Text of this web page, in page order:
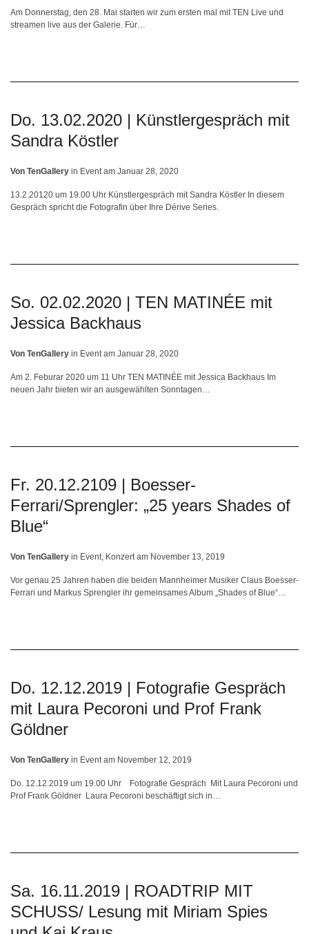
Am Donnerstag, den 28. Mai starten wir zum ersten mal mit TEN Live und
streamen live aus der Galerie. Für…
Do. 13.02.2020 | Künstlergespräch mit
Sandra Köstler
Von TenGallery in Eventam Januar 28, 2020
13.2.20120 um 19.00 Uhr Künstlergespräch mit Sandra Köstler In diesem
Gespräch spricht die Fotografin über Ihre Dérive Series.
So. 02.02.2020 | TEN MATINÉE mit
Jessica Backhaus
Von TenGallery in Eventam Januar 28, 2020
Am 2. Feburar 2020 um 11 Uhr TEN MATINÉE mit Jessica Backhaus Im
neuen Jahr bieten wir an ausgewählten Sonntagen…
Fr. 20.12.2109 | Boesser-
Ferrari/Sprengler: „25 years Shades of
Blue“
Von TenGallery in Event, Konzertam November 13, 2019
Vor genau 25 Jahren haben die beiden Mannheimer Musiker Claus Boesser-
Ferrari und Markus Sprengler ihr gemeinsames Album „Shades of Blue“…
Do. 12.12.2019 | Fotografie Gespräch
mit Laura Pecoroni und Prof Frank
Göldner
Von TenGallery in Eventam November 12, 2019
Do. 12.12.2019 um 19.00 Uhr Fotografie Gespräch Mit Laura Pecoroni und
Prof Frank Göldner Laura Pecoroni beschäftigt sich in…
Sa. 16.11.2019 | ROADTRIP MIT
SCHUSS/ Lesung mit Miriam Spies